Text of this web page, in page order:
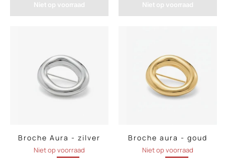
Niet op voorraad Niet op voorraad
Broche Aura - zilver
Niet op voorraad
Broche aura - goud
Niet op voorraad